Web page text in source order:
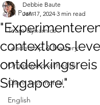
All Posts
Team dynamics
Leadership & Mastery
Organizational health
Client testimonial
English
contextloos
ontdekkingsreis
Singapore."
Debbie Baute
Jan 17, 2024 3 min read